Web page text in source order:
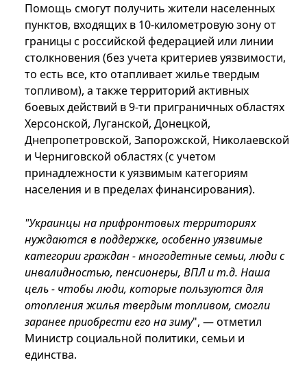
Помощь смогут получить жители населенных
пунктов, входящих в 10-километровую зону от
границы с российской федерацией или линии
столкновения (без учета критериев уязвимости,
то есть все, кто отапливает жилье твердым
топливом), а также территорий активных
боевых действий в 9-ти приграничных областях
Херсонской, Луганской, Донецкой,
Днепропетровской, Запорожской, Николаевской
и Черниговской областях (с учетом
принадлежности к уязвимым категориям
населения и в пределах финансирования).
"Украинцы на прифронтовых территориях
нуждаются в поддержке, особенно уязвимые
категории граждан - многодетные семьи, люди с
инвалидностью, пенсионеры, ВПЛ и т.д. Наша
цель - чтобы люди, которые пользуются для
отопления жилья твердым топливом, смогли
заранее приобрести его на зиму", — отметил
Министр социальной политики, семьи и
единства.